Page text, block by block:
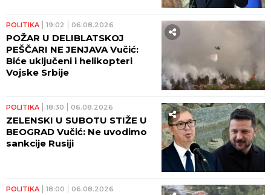
POLITIKA 19:02 06.08.2026
POŽAR U DELIBLATSKOJ
PEŠČARI NE JENJAVA Vučić:
Biće uključeni i helikopteri
Vojske Srbije
POLITIKA 18:30 06.08.2026
ZELENSKI U SUBOTU STIŽE U
BEOGRAD Vučić: Ne uvodimo
sankcije Rusiji
POLITIKA 18:00 06.08.2026